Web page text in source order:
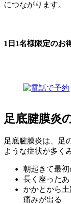
につながります。
1日1名様限定のお
足底腱膜炎
足底腱膜炎は、足
ような症状が多く
朝起きて最
長く座った
かかとから
痛みが出る